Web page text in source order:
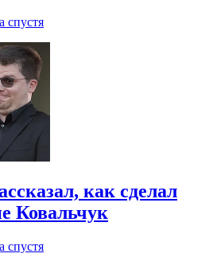
спустя
как сделал
Ковальчук
спустя